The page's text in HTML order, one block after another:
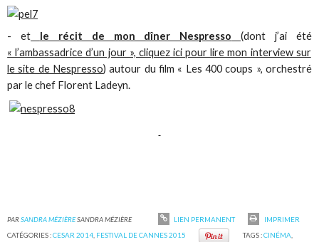
- et le récit de mon dîner Nespresso
(dont j’ai été
« l’ambassadrice d’un jour », cliquez ici pour lire mon interview sur
le site de Nespresso) autour du film « Les 400 coups », orchestré
par le chef Florent Ladeyn.
PARSANDRA MÉZIÈRESANDRA MÉZIÈRE LIEN PERMANENT
IMPRIMER
CATÉGORIES :CESAR 2014 FESTIVAL DE CANNES 2015 TAGS :CINÉMA